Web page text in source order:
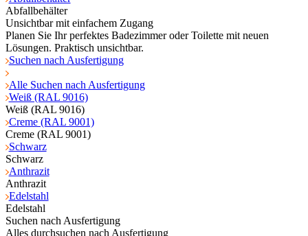
Abfallbehälter
Unsichtbar mit einfachem Zugang
Planen Sie Ihr perfektes Badezimmer oder Toilette mit neuen
Lösungen. Praktisch unsichtbar.
Suchen nach Ausfertigung
Alle Suchen nach Ausfertigung
Weiß (RAL 9016)
Weiß (RAL 9016)
Creme (RAL 9001)
Creme (RAL 9001)
Schwarz
Schwarz
Anthrazit
Anthrazit
Edelstahl
Edelstahl
Suchen nach Ausfertigung
Alles durchsuchen nach Ausfertigung